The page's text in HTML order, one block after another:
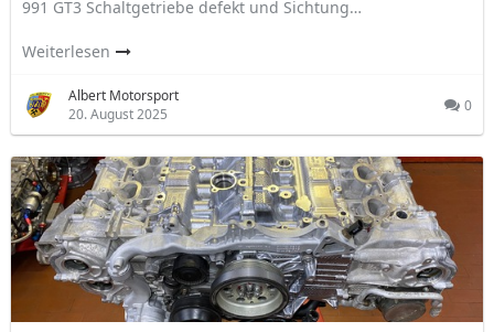
991 GT3 Schaltgetriebe defekt und Sichtung…
Weiterlesen
Albert Motorsport
20. August 2025
0